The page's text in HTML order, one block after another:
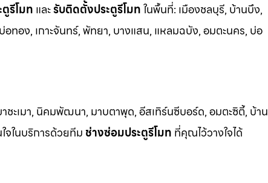
รีโมท และรับติดตั้งประตูรีโมทในพื้นที่: เมืองชลบุรี, บ้านบึง,
อทอง, เกาะจันทร์, พัทยา, บางแสน, แหลมฉบัง, อมตะนคร, บ่อ
ชะเมา, นิคมพัฒนา, มาบตาพุด, อีสเทิร์นซีบอร์ด, อมตะซิตี้, บ้าน
จในบริการด้วยทีม ช่างซ่อมประตูรีโมท ที่คุณไว้วางใจได้